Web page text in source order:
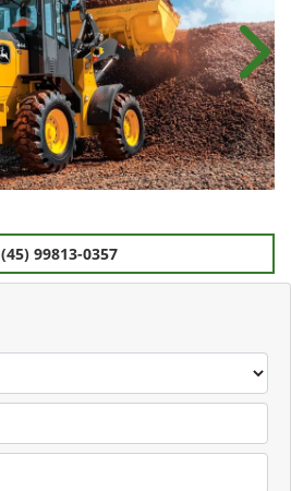
(45) 99813-0357